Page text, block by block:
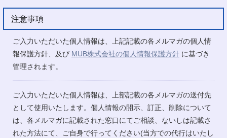
注意事項
ご入力いただいた個人情報は、上記記載の各メルマガの個人情
報保護方針、及び MUB株式会社の個人情報保護方針 に基づき
管理されます。
ご入力いただいた個人情報は、上部記載の各メルマガの送付先
として使用いたします。個人情報の開示、訂正、削除について
は、各メルマガに記載された窓口にてご相談、ないしは記載さ
れた方法にて、ご自身で行ってください(当方での代行はいたし